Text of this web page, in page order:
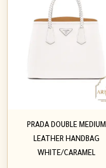
PRADA DOUBLE MEDIUM
LEATHER HANDBAG
WHITE/CARAMEL